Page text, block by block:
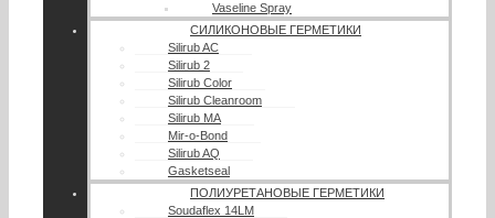
Vaseline Spray
СИЛИКОНОВЫЕ ГЕРМЕТИКИ
Silirub AC
Silirub 2
Silirub Color
Silirub Cleanroom
Silirub MA
Mir-o-Bond
Silirub AQ
Gasketseal
ПОЛИУРЕТАНОВЫЕ ГЕРМЕТИКИ
Soudaflex 14LM